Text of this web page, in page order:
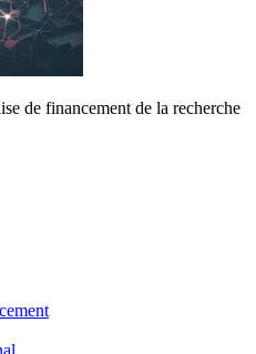
de financement de la recherche